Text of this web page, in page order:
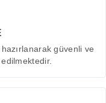
güvenli ve